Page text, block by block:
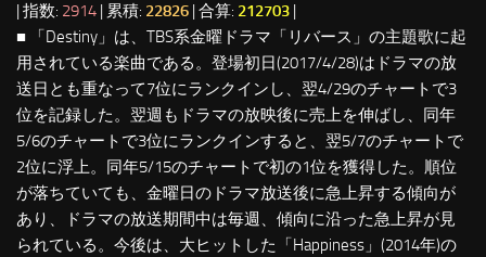
| 指数: 2914 | 累積: 22826 | 合算: 212703
■ 「Destiny」は、TBS系金曜ドラマ「リバース」の主題歌に起
用されている楽曲である。登場初日(2017/4/28)はドラマの放
送日とも重なって7位にランクインし、翌4/29のチャートで3
位を記録した。翌週もドラマの放映後に売上を伸ばし、同年
5/6のチャートで3位にランクインすると、翌5/7のチャートで
2位に浮上。同年5/15のチャートで初の1位を獲得した。順位
が落ちていても、金曜日のドラマ放送後に急上昇する傾向が
あり、ドラマの放送期間中は毎週、傾向に沿った急上昇が見
られている。今後は、大ヒットした「Happiness」(2014年)の